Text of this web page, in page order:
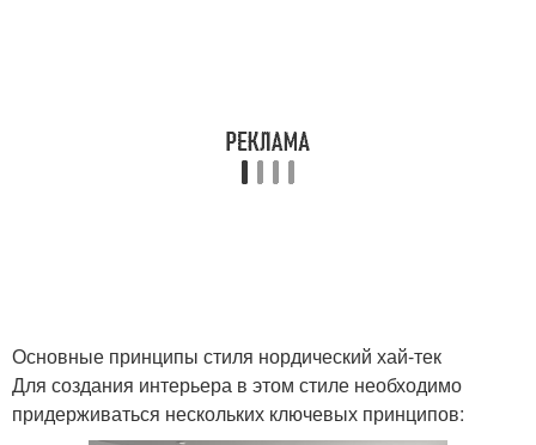
Основные принципы стиля нордический хай-тек
Для создания интерьера в этом стиле необходимо
придерживаться нескольких ключевых принципов: